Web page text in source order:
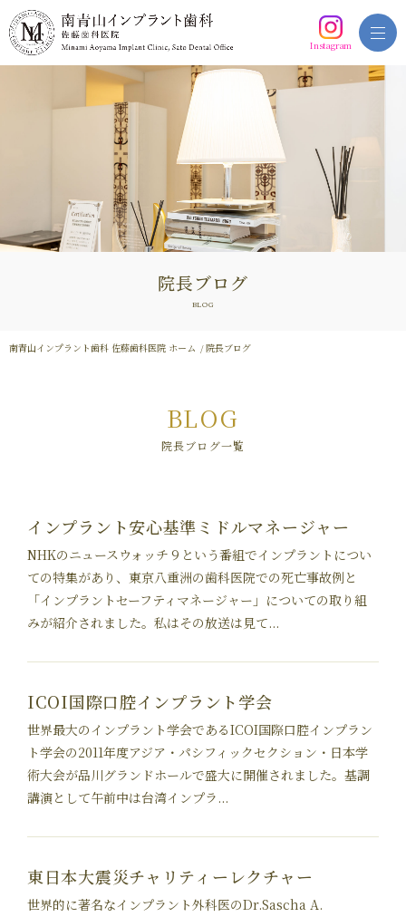
Instagram
院長ブログ
BLOG
南青山インプラント歯科 佐藤歯科医院 ホーム 院長ブログ
BLOG
院長ブログ一覧
インプラント安心基準ミドルマネージャー
NHKのニュースウォッチ９という番組でインプラントについ
ての特集があり、東京八重洲の歯科医院での死亡事故例と
「インプラントセーフティマネージャー」についての取り組
みが紹介されました。私はその放送は見て...
ICOI国際口腔インプラント学会
世界最大のインプラント学会であるICOI国際口腔インプラン
ト学会の2011年度アジア・パシフィックセクション・日本学
術大会が品川グランドホールで盛大に開催されました。基調
講演として午前中は台湾インプラ...
東日本大震災チャリティーレクチャー
世界的に著名なインプラント外科医のDr.Sascha A.